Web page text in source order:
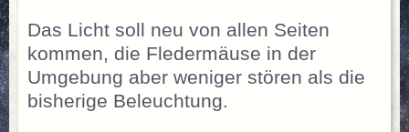
Das Licht soll neu von allen Seiten
kommen, die Fledermäuse in der
Umgebung aber weniger stören als die
bisherige Beleuchtung.